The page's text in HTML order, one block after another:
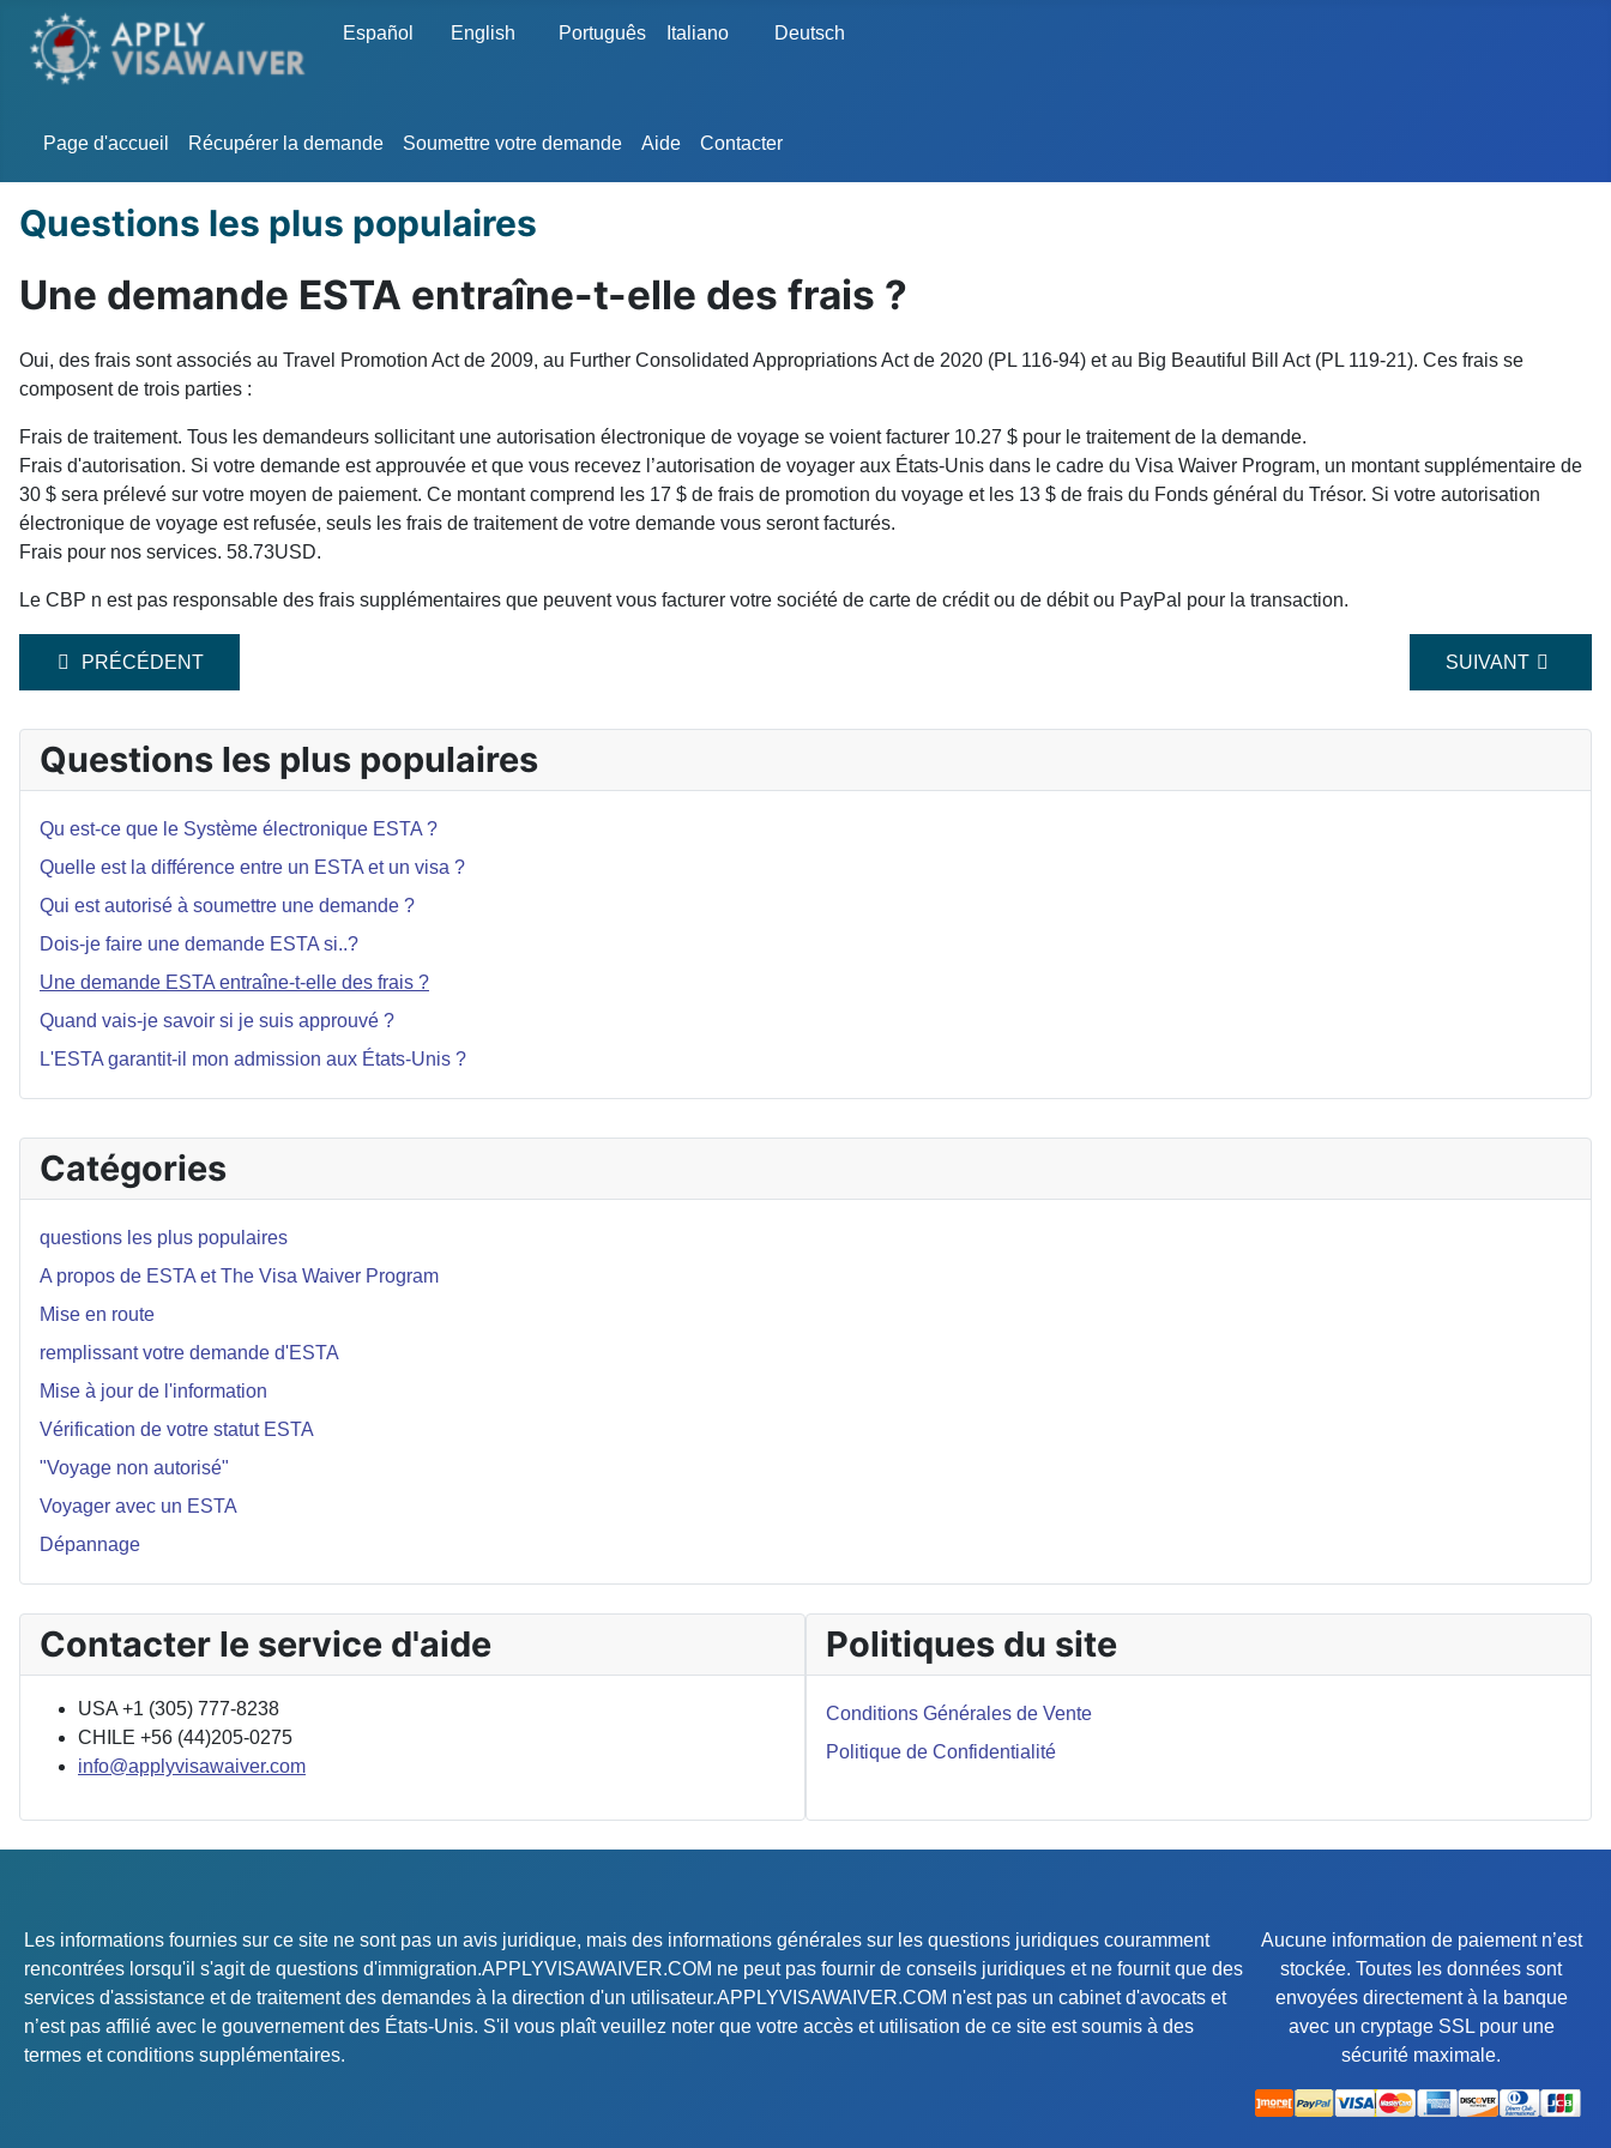
Sélectionnez votre langue
Español English Português Italiano Deutsch
Page d'accueil Récupérer la demande Soumettre votre demande Aide Contacter
Catégories
questions les plus populaires
A propos de ESTA et The Visa Waiver Program
Mise en route
remplissant votre demande d'ESTA
Mise à jour de l'information
Vérification de votre statut ESTA
"Voyage non autorisé"
Voyager avec un ESTA
Dépannage
Questions les plus populaires
Une demande ESTA entraîne-t-elle des frais ?
Oui, des frais sont associés au Travel Promotion Act de 2009, au Further Consolidated Appropriations Act de 2020 (PL 116-94) et au Big Beautiful Bill Act (PL 119-21). Ces frais se
composent de trois parties :
Frais de traitement. Tous les demandeurs sollicitant une autorisation électronique de voyage se voient facturer 10.27 $ pour le traitement de la demande.
Frais d'autorisation. Si votre demande est approuvée et que vous recevez l’autorisation de voyager aux États-Unis dans le cadre du Visa Waiver Program, un montant supplémentaire de
30 $ sera prélevé sur votre moyen de paiement. Ce montant comprend les 17 $ de frais de promotion du voyage et les 13 $ de frais du Fonds général du Trésor. Si votre autorisation
électronique de voyage est refusée, seuls les frais de traitement de votre demande vous seront facturés.
Frais pour nos services. 58.73USD.
Le CBP n est pas responsable des frais supplémentaires que peuvent vous facturer votre société de carte de crédit ou de débit ou PayPal pour la transaction.
ARTICLE PRÉCÉDENT : DOIS-JE FAIRE UNE DEMANDE ESTA SI… ?
PRÉCÉDENT ARTICLE
SUIVANT
Questions les plus populaires
Qu est-ce que le Système électronique ESTA ?
Quelle est la différence entre un ESTA et un visa ?
Qui est autorisé à soumettre une demande ?
Dois-je faire une demande ESTA si..?
Une demande ESTA entraîne-t-elle des frais ?
Quand vais-je savoir si je suis approuvé ?
L'ESTA garantit-il mon admission aux États-Unis ?
Contacter le service d'aide
USA +1 (305) 777-8238
CHILE +56 (44)205-0275
info@applyvisawaiver.com
Politiques du site
Conditions Générales de Vente
Politique de Confidentialité
Les informations fournies sur ce site ne sont pas un avis juridique, mais des informations générales sur les questions juridiques couramment
rencontrées lorsqu'il s'agit de questions d'immigration.APPLYVISAWAIVER.COM ne peut pas fournir de conseils juridiques et ne fournit que des
services d'assistance et de traitement des demandes à la direction d'un utilisateur.APPLYVISAWAIVER.COM n'est pas un cabinet d'avocats et
n’est pas affilié avec le gouvernement des États-Unis. S'il vous plaît veuillez noter que votre accès et utilisation de ce site est soumis à des
termes et conditions supplémentaires.
Aucune information de paiement n’est
stockée. Toutes les données sont
envoyées directement à la banque
avec un cryptage SSL pour une
sécurité maximale.